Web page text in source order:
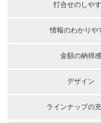
打合せのしや
情報のわかりや
金額の納得感
デザイン
ラインナップの